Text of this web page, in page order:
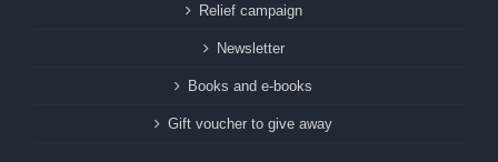
Relief campaign
Newsletter
Books and e-books
Gift voucher to give away